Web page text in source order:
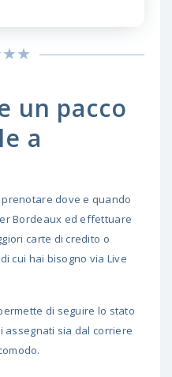
un pacco
a
dove e quando
Bordeaux ed effettuare
carte di credito o
cui hai bisogno via Live
di seguire lo stato
assegnati sia dal corriere